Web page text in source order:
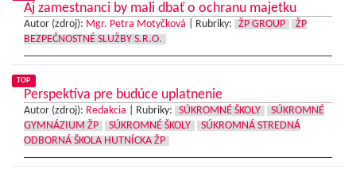
Aj zamestnanci by mali dbať o ochranu majetku
Autor (zdroj): Mgr. Petra Motyčková Rubriky: ŽP GROUP
ŽP
BEZPEČNOSTNÉ SLUŽBY S.R.O.
TOP
Perspektíva pre budúce uplatnenie
Autor (zdroj): Redakcia Rubriky: SÚKROMNÉ ŠKOLY
SÚKROMNÉ
GYMNÁZIUM ŽP
SÚKROMNÉ ŠKOLY
SÚKROMNÁ STREDNÁ
ODBORNÁ ŠKOLA HUTNÍCKA ŽP